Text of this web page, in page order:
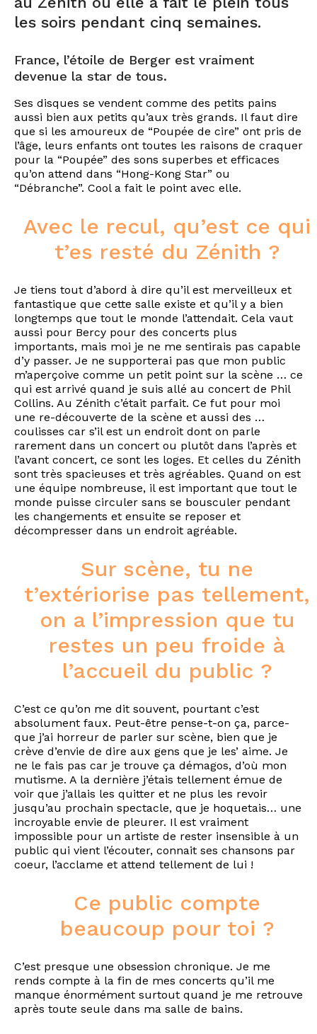
les soirs pendant cinq semaines.
France, l’étoile de Berger est vraiment
devenue la star de tous.
Ses disques se vendent comme des petits pains
aussi bien aux petits qu’aux très grands. Il faut dire
que si les amoureux de “Poupée de cire” ont pris de
l’âge, leurs enfants ont toutes les raisons de craquer
pour la “Poupée” des sons superbes et efficaces
qu’on attend dans “Hong-Kong Star” ou
“Débranche”. Cool a fait le point avec elle.
Avec le recul, qu’est ce qui
t’es resté du Zénith ?
Je tiens tout d’abord à dire qu’il est merveilleux et
fantastique que cette salle existe et qu’il y a bien
longtemps que tout le monde l’attendait. Cela vaut
aussi pour Bercy pour des concerts plus
importants, mais moi je ne me sentirais pas capable
d’y passer. Je ne supporterai pas que mon public
m’aperçoive comme un petit point sur la scène … ce
qui est arrivé quand je suis allé au concert de Phil
Collins. Au Zénith c’était parfait. Ce fut pour moi
une re-découverte de la scène et aussi des …
coulisses car s’il est un endroit dont on parle
rarement dans un concert ou plutôt dans l’après et
l’avant concert, ce sont les loges. Et celles du Zénith
sont très spacieuses et très agréables. Quand on est
une équipe nombreuse, il est important que tout le
monde puisse circuler sans se bousculer pendant
les changements et ensuite se reposer et
décompresser dans un endroit agréable.
Sur scène, tu ne
t’extériorise pas tellement,
on a l’impression que tu
restes un peu froide à
l’accueil du public ?
C’est ce qu’on me dit souvent, pourtant c’est
absolument faux. Peut-être pense-t-on ça, parce-
que j’ai horreur de parler sur scène, bien que je
crève d’envie de dire aux gens que je les’ aime. Je
ne le fais pas car je trouve ça démagos, d’où mon
mutisme. A la dernière j’étais tellement émue de
voir que j’allais les quitter et ne plus les revoir
jusqu’au prochain spectacle, que je hoquetais… une
incroyable envie de pleurer. Il est vraiment
impossible pour un artiste de rester insensible à un
public qui vient l’écouter, connait ses chansons par
coeur, l’acclame et attend tellement de lui !
Ce public compte
beaucoup pour toi ?
C’est presque une obsession chronique. Je me
rends compte à la fin de mes concerts qu’il me
manque énormément surtout quand je me retrouve
après toute seule dans ma salle de bains.